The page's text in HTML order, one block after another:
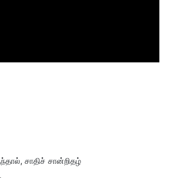
சாதிச் சான்றிதழ்